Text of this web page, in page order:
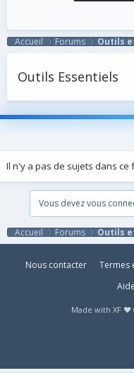
Accueil Forums Outils
Outils Essentiels
Il n'y a pas de sujets dans ce
Vous devez vous
Accueil Forums Outils
Nous contacter Termes
Aide
Made with XF